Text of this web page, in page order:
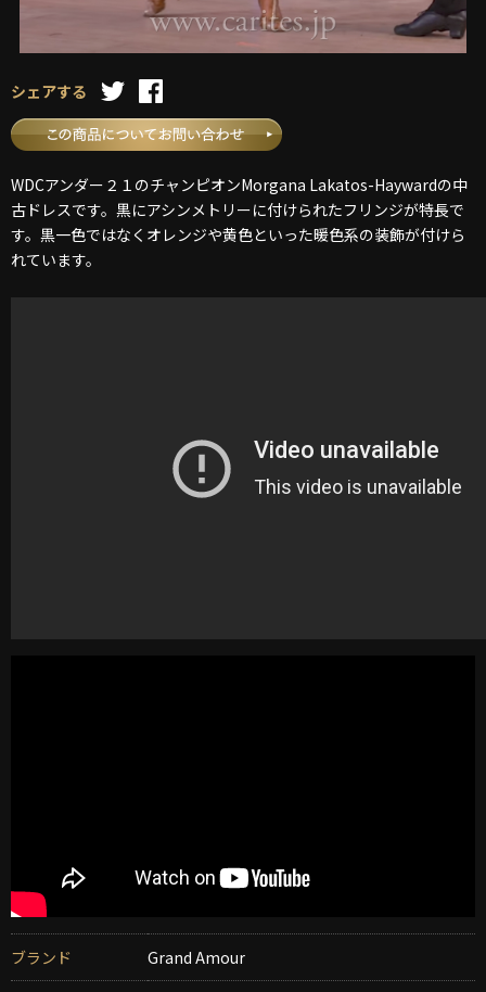
シェアする
WDCアンダー２１のチャンピオンMorgana Lakatos-Haywardの中
古ドレスです。黒にアシンメトリーに付けられたフリンジが特長で
す。黒一色ではなくオレンジや黄色といった暖色系の装飾が付けら
れています。
ブランド Grand Amour